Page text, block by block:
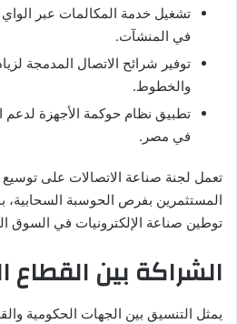
تشغيل خدمة المكالمات عبر
في المنشآت.
توفير شرائح الاتصال المدمجة
والخطوط.
تطبيق نظام حوكمة الأجهزة لدعم
في مصر.
تعمل لجنة صناعة الاتصالات على توسيع
المستثمرين بفرص الحوسبة السحابية،
توطين صناعة الإلكترونيات في السوق
الشراكة بين القطاع
يمثل التنسيق بين الجهات الحكومية